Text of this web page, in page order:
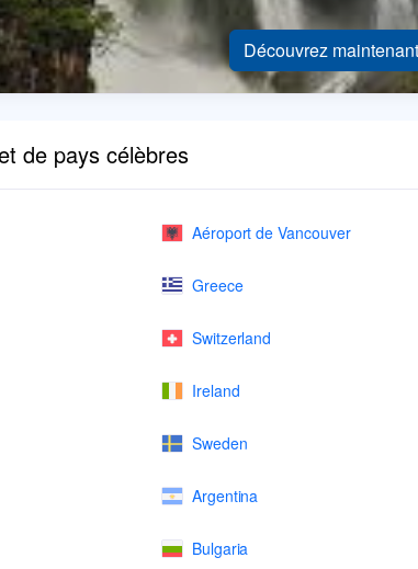
Découvrez maintenant
de pays célèbres
Aéroport de Vancouver
Greece
Switzerland
Ireland
Sweden
Argentina
Bulgaria